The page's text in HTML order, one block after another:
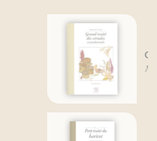
Grand traité des céréales